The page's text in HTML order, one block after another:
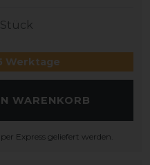
Stück
Werktage
WARENKORB
Express geliefert werden.